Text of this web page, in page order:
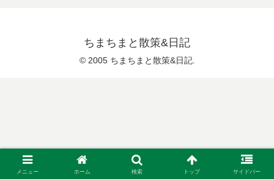
ちまちまと散策&日記
© 2005 ちまちまと散策&日記.
メニュー ホーム 検索 トップ サイドバー